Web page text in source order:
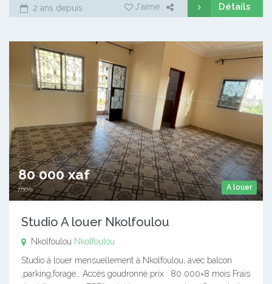
2 ans depuis J'aime Détails
A louer
80 000 xaf
mois
Studio A louer Nkolfoulou
Nkolfoulou Nkolfoulou
Studio à louer mensuellement à Nkolfoulou, avec balcon
,parking,forage… Accès goudronné prix : 80 000×8 mois Frais